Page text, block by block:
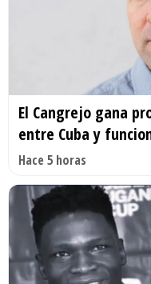
El Cangrejo gana
entre Cuba y
Hace 5 horas